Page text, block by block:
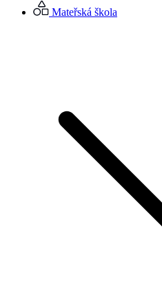
Mateřská škola